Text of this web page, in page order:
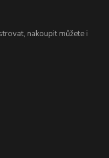
nakoupit můžete i